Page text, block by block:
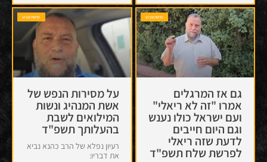
פרשת שבוע
גם אז המרגלים
אמרו "זה לא ריאלי"
ועם ישראל כולו נענש
וגם היום חייבים
לדעת שזה ריאלי
לפרשת שלח תשפ"ד
פרשת שבוע
על מסירות הנפש של
אשת המנהיג ונשות
המילואים לשבת
בהעלותך תשפ"ד
רעיון נפלא של הרב כהנא נביא
את דבריו: